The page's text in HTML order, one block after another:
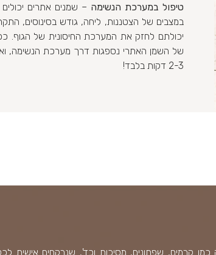
טיפול במערכת הנשימה – שמנים אתרים
במצבים של הצטננות, ליחה, גודש בסינוסים,
יכולתם לחזק את המערכת החיסונית של הגוף.
של השמן האתרי נספגות דרך מערכת הנשימה,
2-3 דקות בלבד!
קרמים, שפתונים, מסיכות וכד', שנרקחים אישית